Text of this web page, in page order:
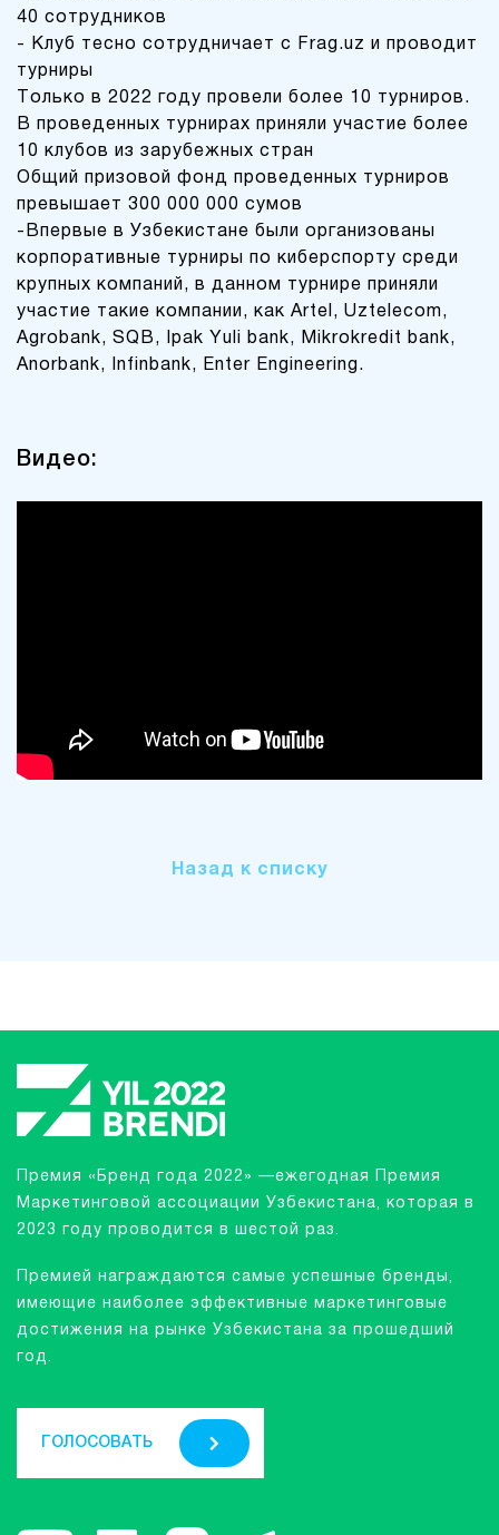
40 сотрудников
- Клуб тесно сотрудничает с Frag.uz и проводит
турниры
Только в 2022 году провели более 10 турниров.
В проведенных турнирах приняли участие более
10 клубов из зарубежных стран
Общий призовой фонд проведенных турниров
превышает 300 000 000 сумов
-Впервые в Узбекистане были организованы
корпоративные турниры по киберспорту среди
крупных компаний, в данном турнире приняли
участие такие компании, как Artel, Uztelecom,
Agrobank, SQB, Ipak Yuli bank, Mikrokredit bank,
Anorbank, Infinbank, Enter Engineering.
Видео:
Назад к списку
Премия «Бренд года 2022» —ежегодная Премия
Маркетинговой ассоциации Узбекистана, которая в
2023 году проводится в шестой раз.
Премией награждаются самые успешные бренды,
имеющие наиболее эффективные маркетинговые
достижения на рынке Узбекистана за прошедший
год.
ГОЛОСОВАТЬ